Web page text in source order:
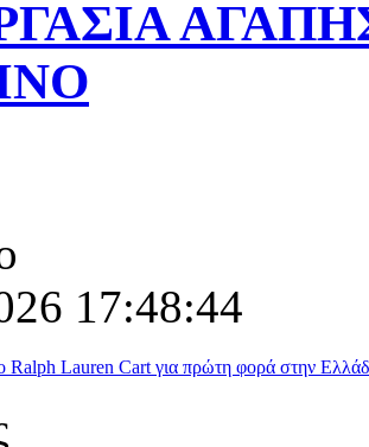
17:48:44